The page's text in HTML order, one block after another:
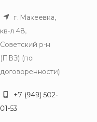
г. Макеевка,
кв-л 48,
Советский р-н
(ПВЗ) (по
договорённости)
+7 (949) 502-
01-53